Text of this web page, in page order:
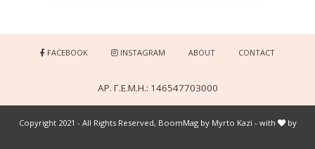
FACEBOOK INSTAGRAM ABOUT CONTACT
ΑΡ. Γ.Ε.Μ.Η.: 146547703000
Copyright 2021 - All Rights Reserved, BoomMag by Myrto Kazi - with by